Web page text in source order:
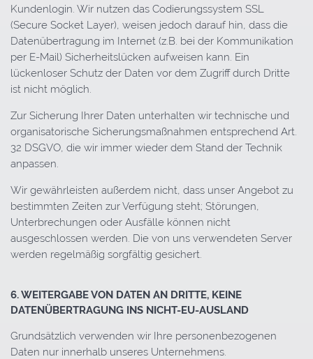
Kundenlogin. Wir nutzen das Codierungssystem SSL
(Secure Socket Layer), weisen jedoch darauf hin, dass die
Datenübertragung im Internet (z.B. bei der Kommunikation
per E-Mail) Sicherheitslücken aufweisen kann. Ein
lückenloser Schutz der Daten vor dem Zugriff durch Dritte
ist nicht möglich.
Zur Sicherung Ihrer Daten unterhalten wir technische und
organisatorische Sicherungsmaßnahmen entsprechend Art.
32 DSGVO, die wir immer wieder dem Stand der Technik
anpassen.
Wir gewährleisten außerdem nicht, dass unser Angebot zu
bestimmten Zeiten zur Verfügung steht; Störungen,
Unterbrechungen oder Ausfälle können nicht
ausgeschlossen werden. Die von uns verwendeten Server
werden regelmäßig sorgfältig gesichert.
6. WEITERGABE VON DATEN AN DRITTE, KEINE
DATENÜBERTRAGUNG INS NICHT-EU-AUSLAND
Grundsätzlich verwenden wir Ihre personenbezogenen
Daten nur innerhalb unseres Unternehmens.